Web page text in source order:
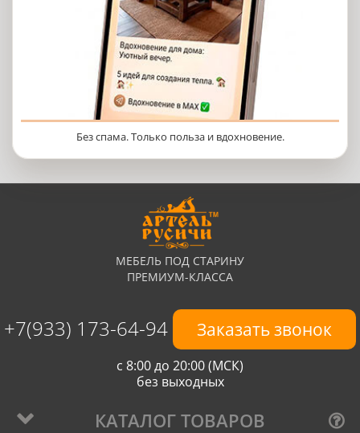
Без спама. Только польза и вдохновение.
МЕБЕЛЬ ПОД СТАРИНУ
ПРЕМИУМ-КЛАССА
+7(933) 173-64-94 Заказать звонок
с 8:00 до 20:00 (МСК)
без выходных
КАТАЛОГ ТОВАРОВ